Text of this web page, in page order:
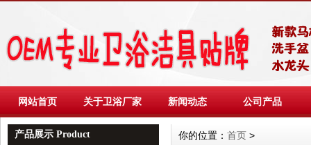
网站首页 关于卫浴厂家 新闻动态 公司产品
产品展示 Product 你的位置： 首页 >